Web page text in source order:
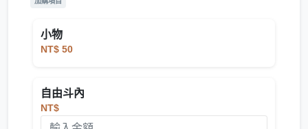
小物
NT$ 50
自由斗內
NT$